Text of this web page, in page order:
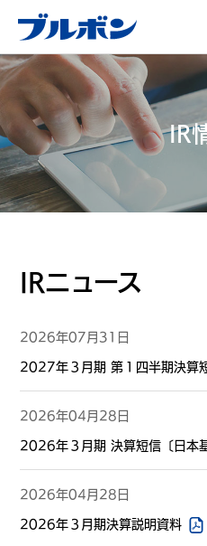
IR
IRニュース
2026年07月31日
2027年３月期 第１四半期決算
2026年04月28日
2026年３月期 決算短信〔日本
2026年04月28日
2026年３月期決算説明資料